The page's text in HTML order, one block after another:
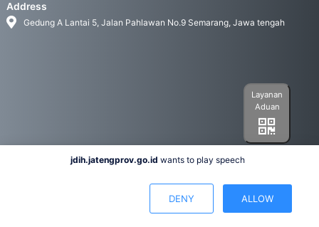
Address
Gedung A Lantai 5, Jalan Pahlawan No.9 Semarang, Jawa tengah
Layanan
Aduan
Hak Cipta 2022© Biro Hukum Pemerintah Provinsi Jawa Tengah
jdih.jatengprov.go.id wants to play speech
DENY ALLOW